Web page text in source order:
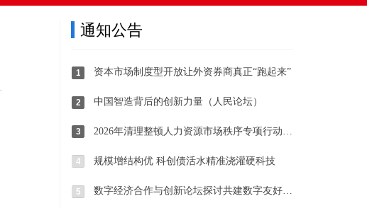
资本市场制度型开放让外资券商真正“跑起来”
中国智造背后的创新力量（人民论坛）
2026年清理整顿人力资源市场秩序专项行动部署开展
规模增结构优 科创债活水精准浇灌硬科技
数字经济合作与创新论坛探讨共建数字友好未来
通知公告